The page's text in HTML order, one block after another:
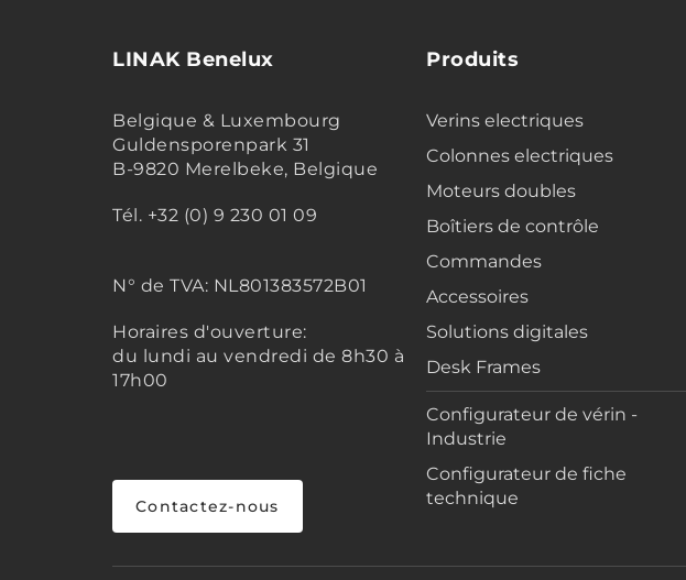
LINAK Benelux
Belgique & Luxembourg
Guldensporenpark 31
B-9820 Merelbeke, Belgique
Tél. +32 (0) 9 230 01 09
N° de TVA: NL801383572B01
Horaires d'ouverture:
du lundi au vendredi de 8h30 à
17h00
Contactez-nous
Produits
Verins electriques
Colonnes electriques
Moteurs doubles
Boîtiers de contrôle
Commandes
Accessoires
Solutions digitales
Desk Frames
Configurateur de vérin -
Industrie
Configurateur de fiche
technique